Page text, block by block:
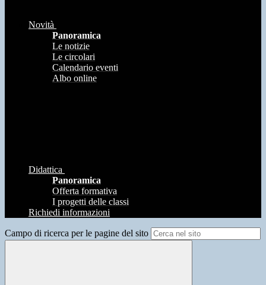
Novità
Panoramica
Le notizie
Le circolari
Calendario eventi
Albo online
Didattica
Panoramica
Offerta formativa
I progetti delle classi
Richiedi informazioni
Campo di ricerca per le pagine del sito